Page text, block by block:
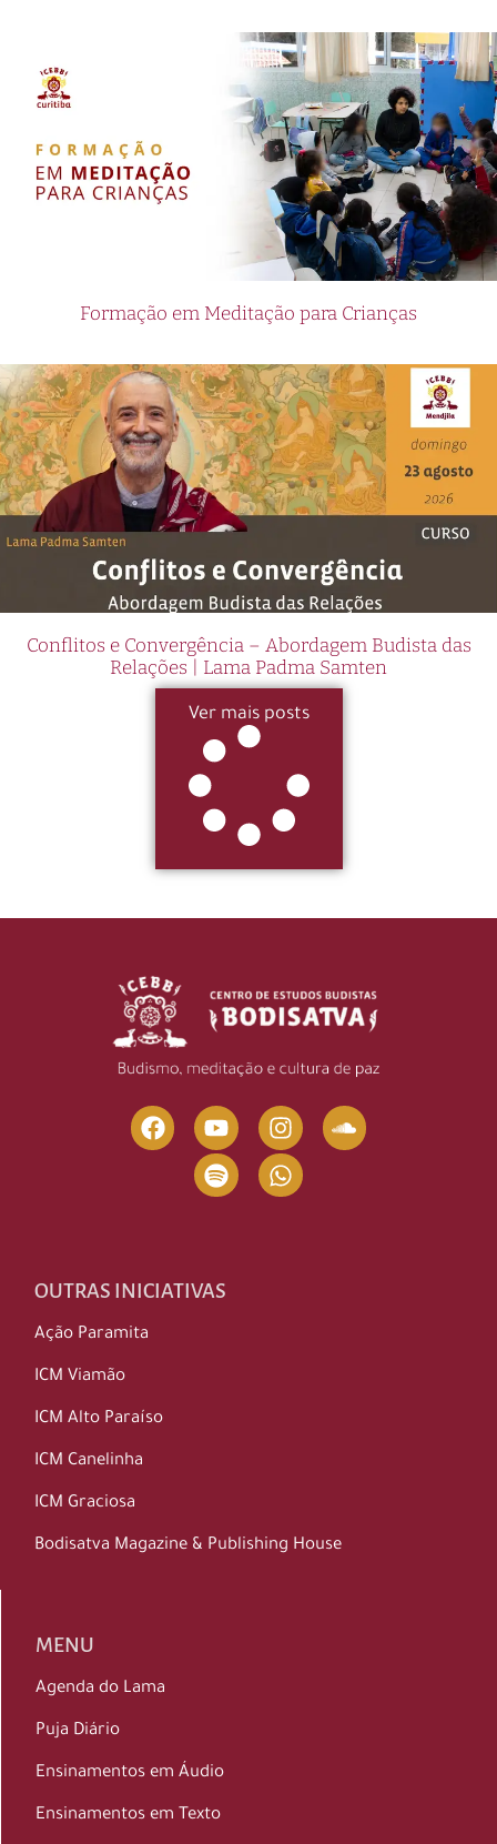
Formação em Meditação para Crianças
Conflitos e Convergência – Abordagem Budista das
Relações | Lama Padma Samten
Ver mais posts
OUTRAS INICIATIVAS
Ação Paramita
ICM Viamão
ICM Alto Paraíso
ICM Canelinha
ICM Graciosa
Bodisatva Magazine & Publishing House
MENU
Agenda do Lama
Puja Diário
Ensinamentos em Áudio
Ensinamentos em Texto